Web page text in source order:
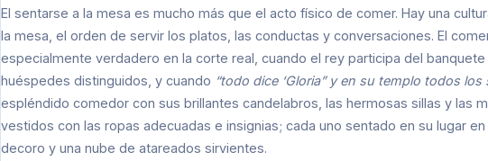
El sentarse a la mesa es mucho más que el acto físico de comer. Hay una
la mesa, el orden de servir los platos, las conductas y conversaciones. El
especialmente verdadero en la corte real, cuando el rey participa del
huéspedes distinguidos, y cuando “todo dice ‘Gloria” y en su templo todos los
espléndido comedor con sus brillantes candelabros, las hermosas sillas y las
vestidos con las ropas adecuadas e insignias; cada uno sentado en su lugar
decoro y una nube de atareados sirvientes.